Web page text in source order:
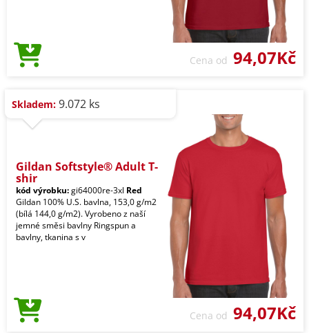
Cena od 94,07Kč
Skladem: 9.072 ks
Gildan Softstyle® Adult T-
shir
kód výrobku:gi64000re-3xl Red
Gildan 100% U.S. bavlna, 153,0 g/m2
(bílá 144,0 g/m2). Vyrobeno z naší
jemné směsi bavlny Ringspun a
bavlny, tkanina s v
Cena od 94,07Kč